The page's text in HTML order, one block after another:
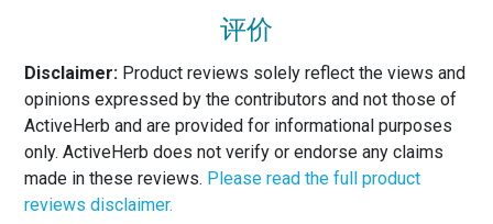
评价
Disclaimer:Product reviews solely reflect the views and
opinions expressed by the contributors and not those of
ActiveHerb and are provided for informational purposes
only. ActiveHerb does not verify or endorse any claims
made in these reviews. Please read the full product
reviews disclaimer.